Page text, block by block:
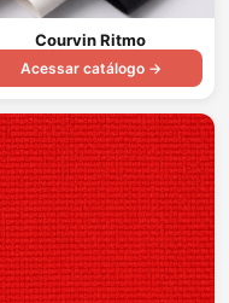
Courvin Ritmo
Acessar catálogo →